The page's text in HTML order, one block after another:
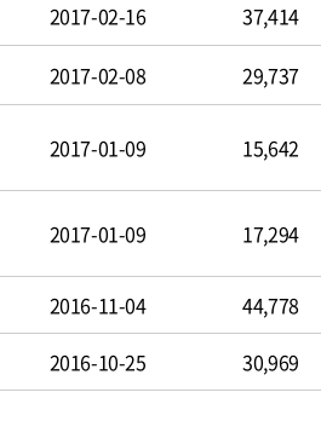
2017-02-16 37,414
2017-02-08 29,737
2017-01-09 15,642
2017-01-09 17,294
2016-11-04
44,778
2016-10-25 30,969